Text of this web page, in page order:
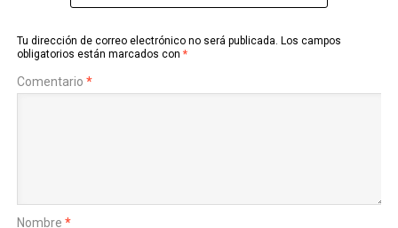
Tu dirección de correo electrónico no será publicada. Los campos
obligatorios están marcados con *
Comentario *
Nombre *